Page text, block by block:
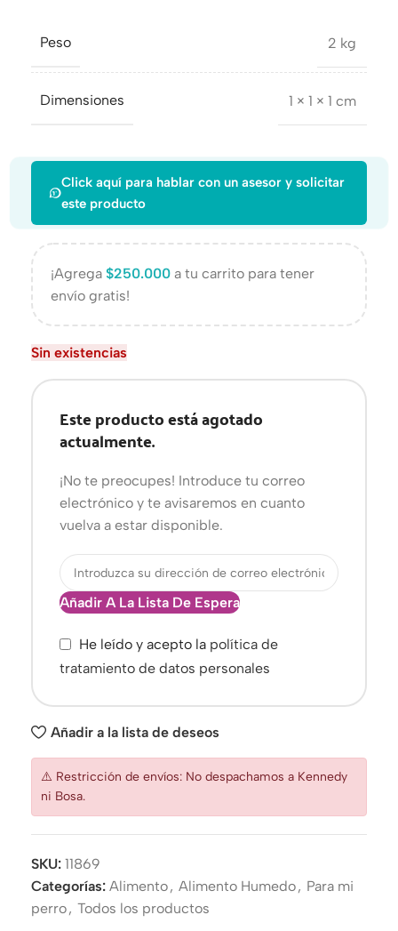
Peso 2 kg
Dimensiones 1 × 1 × 1 cm
Click aquí para hablar con un asesor y solicitar
este producto
¡Agrega $250.000 a tu carrito para tener
envío gratis!
Sin existencias
Este producto está agotado
actualmente.
¡No te preocupes! Introduce tu correo
electrónico y te avisaremos en cuanto
vuelva a estar disponible.
Añadir A La Lista De Espera
He leído y acepto la política de
tratamiento de datos personales
Añadir a la lista de deseos
⚠️ Restricción de envíos: No despachamos a Kennedy
ni Bosa.
SKU: 11869
Categorías: Alimento, Alimento Humedo, Para mi
perro, Todos los productos